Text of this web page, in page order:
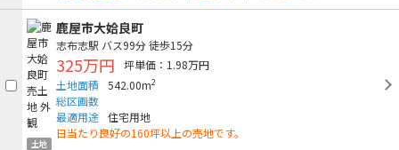
土地
鹿屋市大姶良町
志布志駅 バス99分徒歩15分
325万円
坪単価：1.98万円
土地面積
542.00m2
総区画数
最適用途 住宅用地
日当たり良好の160坪以上の売地です。